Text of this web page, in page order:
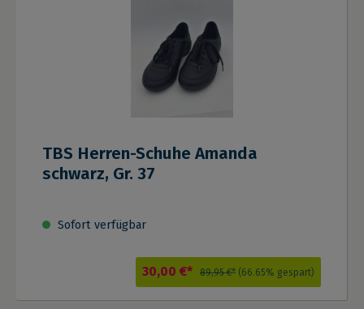
TBS Herren-Schuhe Amanda
schwarz, Gr. 37
Sofort verfügbar
30,00 €* 89,95 €* (66.65% gespart)